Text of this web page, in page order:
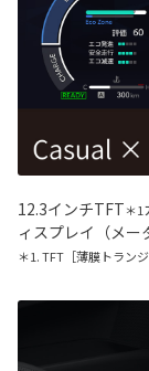
12.3インチTFT＊1
ィスプレイ（メー
＊1. TFT［薄膜トラン